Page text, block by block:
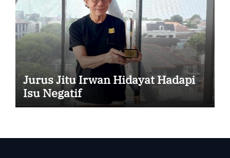
Jurus Jitu Irwan Hidayat Hadapi
Isu Negatif